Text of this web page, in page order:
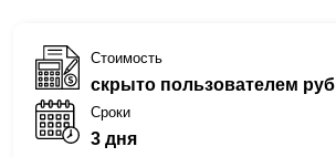
Стоимость
скрыто пользователем руб
Сроки
3 дня